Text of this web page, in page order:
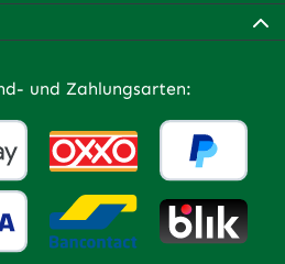
und Zahlungsarten: